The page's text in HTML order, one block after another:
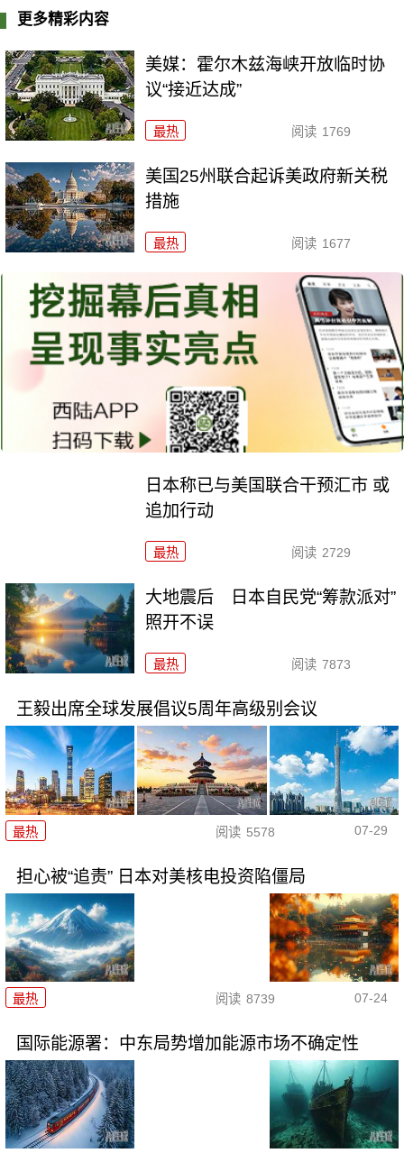
更多精彩内容
美媒：霍尔木兹海峡开放临时协
议“接近达成”
最热 阅读 1769
美国25州联合起诉美政府新关税
措施
最热 阅读 1677
日本称已与美国联合干预汇市 或
追加行动
最热 阅读 2729
大地震后 日本自民党“筹款派对”
照开不误
最热 阅读 7873
王毅出席全球发展倡议5周年高级别会议
最热 阅读 5578 07-29
担心被“追责” 日本对美核电投资陷僵局
最热 阅读 8739 07-24
国际能源署：中东局势增加能源市场不确定性